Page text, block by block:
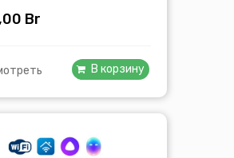
Br
В корзину